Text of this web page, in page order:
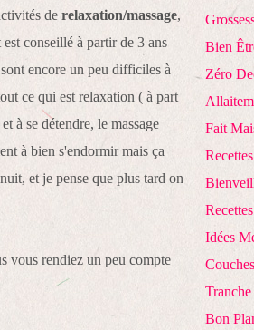
de relaxation/massage,
conseillé à partir de 3 ans
encore un peu difficiles à
ce qui est relaxation ( à part
à se détendre, le massage
à bien s'endormir mais ça
et je pense que plus tard on
vous rendiez un peu compte
Bien
Zéro
Fait
Recettes
Idées
Bon